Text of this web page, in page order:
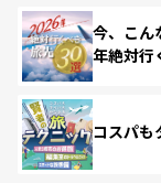
今、こん
年絶対行
コスパも